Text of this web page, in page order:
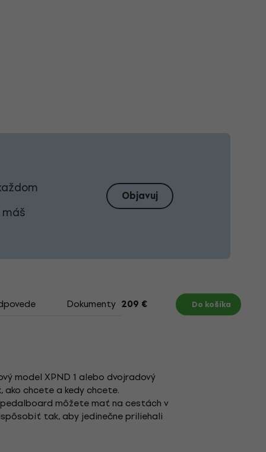
Objavuj
Dokumenty 209 € Do košíka
model XPND 1 alebo dvojradový
chcete a kedy chcete.
môžete mať na cestách v
tak, aby jedinečne priliehali